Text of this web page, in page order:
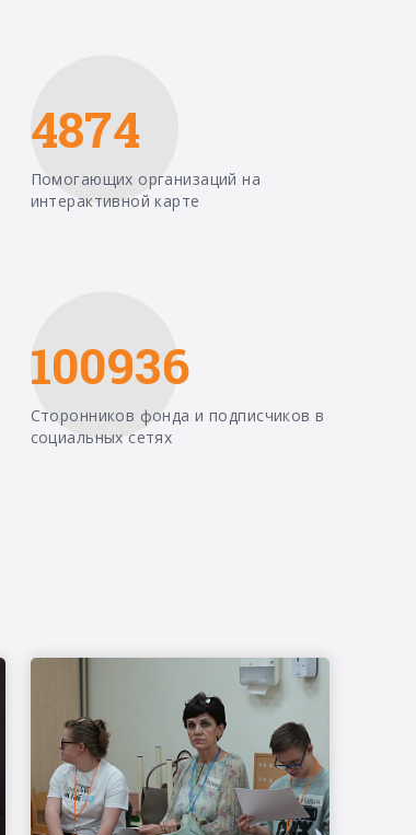
4874
Помогающих организаций на
интерактивной карте
100936
Сторонников фонда и подписчиков в
социальных сетях